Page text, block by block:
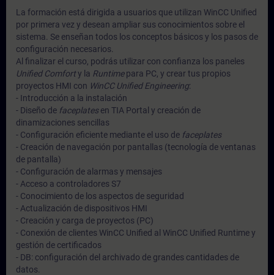
La formación está dirigida a usuarios que utilizan WinCC Unified
por primera vez y desean ampliar sus conocimientos sobre el
sistema. Se enseñan todos los conceptos básicos y los pasos de
configuración necesarios.
Al finalizar el curso, podrás utilizar con confianza los paneles
Unified Comforty la Runtimepara PC, y crear tus propios
proyectos HMI con WinCC Unified Engineering:
- Introducción a la instalación
- Diseño de faceplatesen TIA Portal y creación de
dinamizaciones sencillas
- Configuración eficiente mediante el uso de faceplates
- Creación de navegación por pantallas (tecnología de ventanas
de pantalla)
- Configuración de alarmas y mensajes
- Acceso a controladores S7
- Conocimiento de los aspectos de seguridad
- Actualización de dispositivos HMI
- Creación y carga de proyectos (PC)
- Conexión de clientes WinCC Unified al WinCC Unified Runtime y
gestión de certificados
- DB: configuración del archivado de grandes cantidades de
datos.